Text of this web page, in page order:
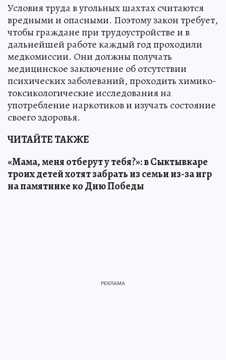
Условия труда в угольных шахтах считаются
вредными и опасными. Поэтому закон требует,
чтобы граждане при трудоустройстве и в
дальнейшей работе каждый год проходили
медкомиссии. Они должны получать
медицинское заключение об отсутствии
психических заболеваний, проходить химико-
токсикологические исследования на
употребление наркотиков и изучать состояние
своего здоровья.
ЧИТАЙТЕ ТАКЖЕ
«Мама, меня отберут у тебя?»: в Сыктывкаре
троих детей хотят забрать из семьи из-за игр
на памятнике ко Дню Победы